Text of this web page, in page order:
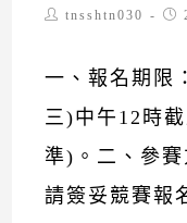
Posttnsshtn030
一、報名期限
三)中午12時
準)。二、參賽
請簽妥競賽報